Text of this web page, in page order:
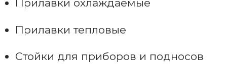
Прилавки охлаждаемые
Прилавки тепловые
Стойки для приборов и подносов